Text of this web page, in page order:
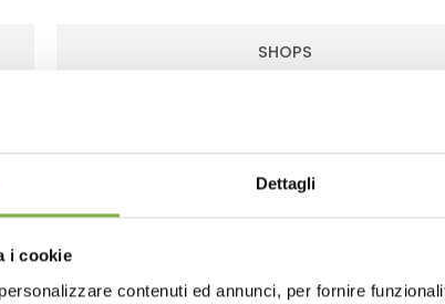
Dettagli
i cookie
contenuti ed annunci, per fornire
SHOPS